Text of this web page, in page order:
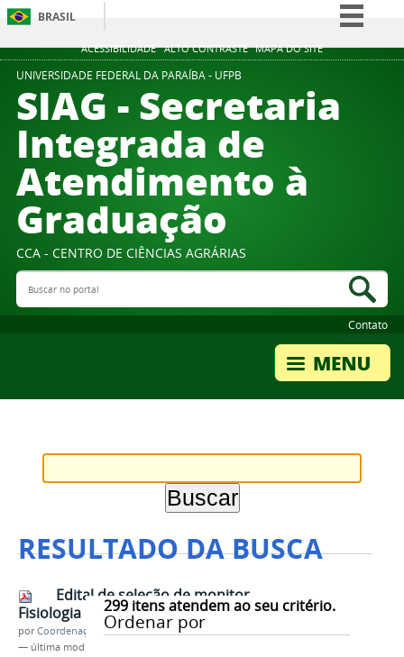
ACESSIBILIDADE ALTO CONTRASTE MAPA DO SITE
BRASIL
Simplifique!
Participe
Acesso à informação
Legislação
Canais
UNIVERSIDADE FEDERAL DA PARAÍBA - UFPB
SIAG - Secretaria
Integrada de
Atendimento à
Graduação
CCA - CENTRO DE CIÊNCIAS AGRÁRIAS
Buscar no portal
Contato
RESULTADO DA BUSCA
299itens atendem ao seu critério.
Ordenar por
Edital de seleção de monitor
Fisiologia I.pdf
porCoordenação
— última modificação